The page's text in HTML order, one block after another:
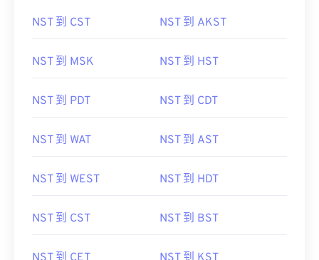
NST 到 CST NST 到 AKST
NST 到 MSK NST 到 HST
NST 到 PDT NST 到 CDT
NST 到 WAT NST 到 AST
NST 到 WEST NST 到 HDT
NST 到 CST NST 到 BST